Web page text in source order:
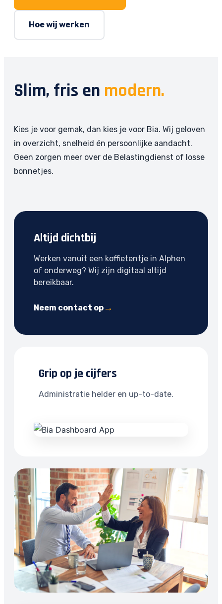
Hoe wij werken
Slim, fris en modern.
Kies je voor gemak, dan kies je voor Bia. Wij geloven
in overzicht, snelheid én persoonlijke aandacht.
Geen zorgen meer over de Belastingdienst of losse
bonnetjes.
Altijd dichtbij
Werken vanuit een koffietentje in Alphen
of onderweg? Wij zijn digitaal altijd
bereikbaar.
Neem contact op
Grip op je cijfers
Administratie helder en up-to-date.